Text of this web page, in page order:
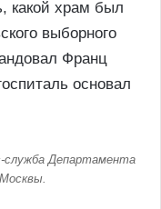
какой храм был
выборного
Франц
основал
Департамента